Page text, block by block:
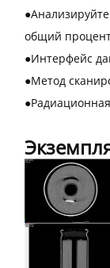
●
общий
●Интерфейс
●Метод
●